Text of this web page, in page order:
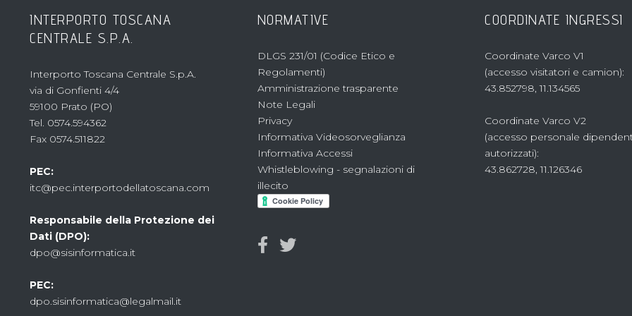
INTERPORTO TOSCANA
CENTRALE S.P.A.
Interporto Toscana Centrale S.p.A.
via di Gonfienti 4/4
59100 Prato (PO)
Tel. 0574.594362
Fax 0574.511822
PEC:
itc@pec.interportodellatoscana.com
Responsabile della Protezione dei
Dati (DPO):
dpo@sisinformatica.it
PEC:
dpo.sisinformatica@legalmail.it
NORMATIVE
DLGS 231/01 (Codice Etico e
Regolamenti)
Amministrazione trasparente
Note Legali
Privacy
Informativa Videosorveglianza
Informativa Accessi
Whistleblowing - segnalazioni di
illecito
COORDINATE INGRESSI
Coordinate Varco V1
(accesso visitatori e camion):
43.852798, 11.134565
Coordinate Varco V2
(accesso personale
autorizzati):
43.862728, 11.126346